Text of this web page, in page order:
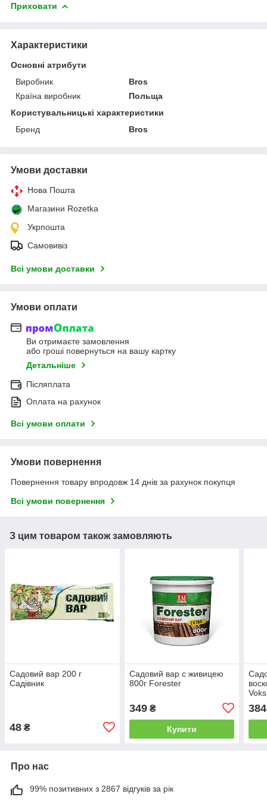
Приховати
Характеристики
Основні атрибути
Виробник
Bros
Країна виробник
Польща
Користувальницькі характеристики
Бренд
Bros
Умови доставки
Нова Пошта
Магазини Rozetka
Укрпошта
Самовивіз
Всі умови доставки
Умови оплати
Ви отримаєте замовлення
або гроші повернуться на вашу картку
Детальніше
Післяплата
Оплата на рахунок
Всі умови оплати
Умови повернення
Повернення товару впродовж 14 днів за рахунок покупця
Всі умови повернення
З цим товаром також замовляють
Садовий вар 200 г
Садівник
48 ₴
Садовий вар c живицею
800г Forester
349₴
Купити
Voks
384
Про нас
99% позитивних з 2867 відгуків за рік